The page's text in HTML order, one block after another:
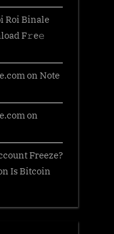
Roi Binale
F𝚛e𝚎
on Note
on
Freeze?
Is Bitcoin